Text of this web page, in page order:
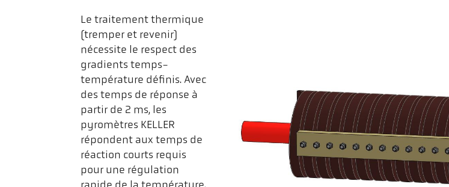
Le traitement thermique
(tremper et revenir)
nécessite le respect des
gradients temps-
température définis. Avec
des temps de réponse à
partir de 2 ms, les
pyromètres KELLER
répondent aux temps de
réaction courts requis
pour une régulation